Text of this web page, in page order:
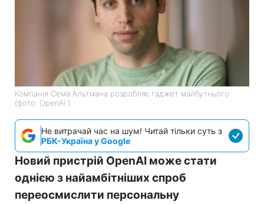
Компанія Сема Альтмана розробляє гаджет майбутнього
(фото: OpenAI )
Не витрачай час на шум! Читай тільки суть з
РБК-Україна у Google
Новий пристрій OpenAI може стати
однією з найамбітніших спроб
переосмислити персональну